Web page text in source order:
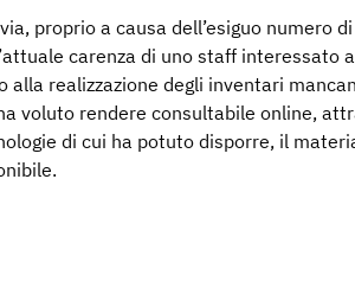
proprio a causa dell’esiguo numero
carenza di uno staff interessato
alla realizzazione degli inventari
voluto rendere consultabile online,
di cui ha potuto disporre, il